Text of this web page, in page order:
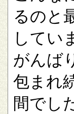
るのと
してい
がんば
包まれ
間でし